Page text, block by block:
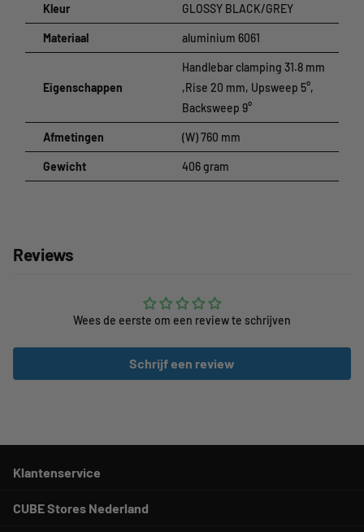
Kleur GLOSSY BLACK/GREY
Materiaal aluminium 6061
Eigenschappen
Handlebar clamping 31.8 mm
,Rise 20 mm, Upsweep 5°,
Backsweep 9°
Afmetingen (W) 760 mm
Gewicht 406 gram
Reviews
Wees de eerste om een review te schrijven
Schrijf een review
Klantenservice
CUBE Stores Nederland